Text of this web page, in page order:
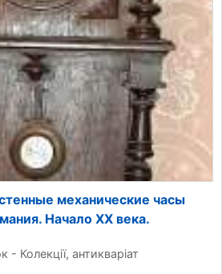
механические часы
Начало XX века.
- Колекції, антикваріат